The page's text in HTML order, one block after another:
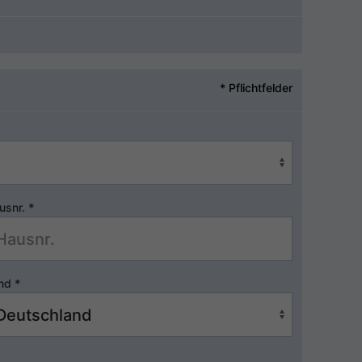
* Pflichtfelder
*
*